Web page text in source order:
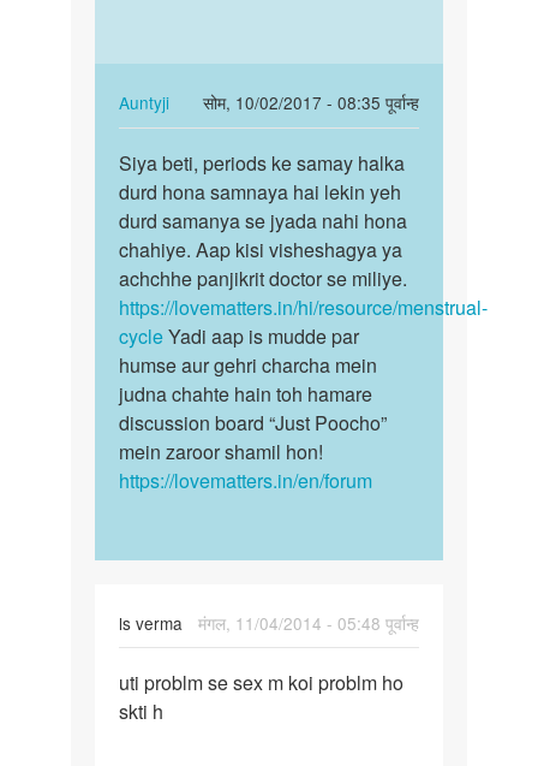
yeh
janne
ka
by
Auntyji
bhot…
Auntyji
सोम, 10/02/2017 - 08:35 पूर्वान्ह
In
reply
to
Mere
priyats
me
time
bhot…
by
siya
Siya
beti,
periods
ke
samay…
Siya beti, periods ke samay halka
durd hona samnaya hai lekin yeh
durd samanya se jyada nahi hona
chahiye. Aap kisi visheshagya ya
achchhe panjikrit doctor se miliye.
https://lovematters.in/hi/resource/menstrual-
cycleYadi aap is mudde par
humse aur gehri charcha mein
judna chahte hain toh hamare
discussion board “Just Poocho”
mein zaroor shamil hon!
https://lovematters.in/en/forum
ls verma
मंगल, 11/04/2014 - 05:48 पूर्वान्ह
uti
problm
uti problm se sex m koi problm ho
skti h